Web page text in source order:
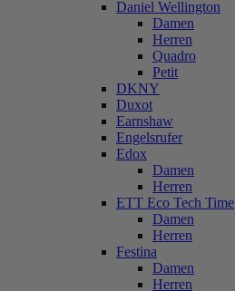
Daniel Wellington
Damen
Herren
Quadro
Petit
DKNY
Duxot
Earnshaw
Engelsrufer
Edox
Damen
Herren
ETT Eco Tech Time
Damen
Herren
Festina
Damen
Herren